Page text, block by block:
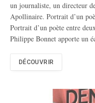
un journaliste, un directeur
Apollinaire. Portrait d’un
Portrait d’un poète entre
Philippe Bonnet apporte un
DÉCOUVRIR